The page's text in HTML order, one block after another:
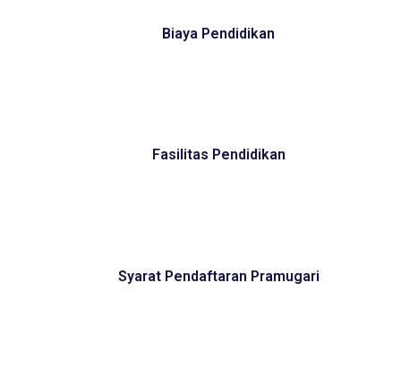
Biaya Pendidikan
Fasilitas Pendidikan
Syarat Pendaftaran Pramugari